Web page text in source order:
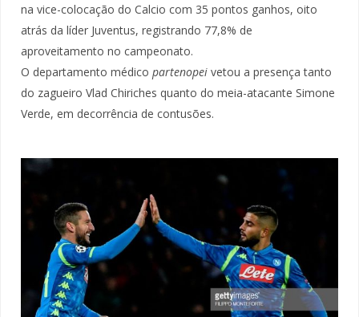
na vice-colocação do Calcio com 35 pontos ganhos, oito
atrás da líder Juventus, registrando 77,8% de
aproveitamento no campeonato.
O departamento médico partenopei vetou a presença tanto
do zagueiro Vlad Chiriches quanto do meia-atacante Simone
Verde, em decorrência de contusões.